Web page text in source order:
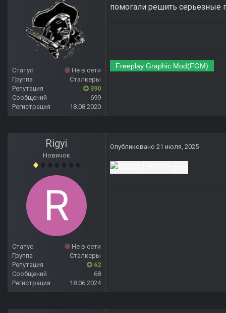
Статус
Не в сети
Группа
Сталкеры
Репутация
390
Сообщений
699
Регистрация
18.08.2020
помогали решить серьезные
Freeplay Graphic Mod(FGM)
Rigyi
Новичок
Статус
Не в сети
Группа
Сталкеры
Репутация
62
Сообщений
68
Регистрация
18.06.2024
Опубликовано 21 июля, 2025